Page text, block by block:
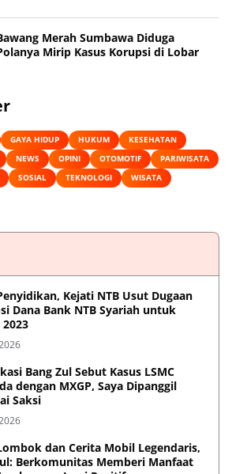
Merah Sumbawa Diduga
Mirip Kasus Korupsi di Lobar
GAYA HIDUP HUKUM
KESEHATAN
NEWS OPINI OTOMOTIF
PARIWISATA
SOSIAL TEKNOLOGI
WISATA
Kejati NTB Usut Dugaan
Dana Bank NTB Syariah untuk
2023
Bang Zul Sebut Kasus LSMC
dengan MXGP, Saya Dipanggil
Saksi
dan Cerita Mobil Legendaris,
Berkomunitas Memberi Manfaat